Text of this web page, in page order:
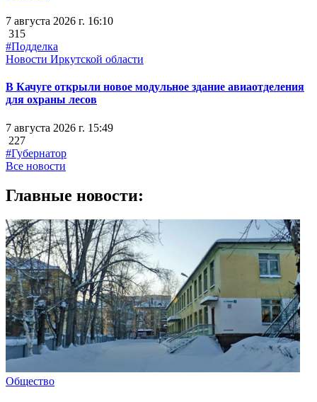
7 августа 2026 г. 16:10
315
#Подделка
Новости Иркутской области
В Качуге открыли новое модульное здание авиаотделения
для охраны лесов
7 августа 2026 г. 15:49
227
#Губернатор
Все новости
Главные новости:
Общество